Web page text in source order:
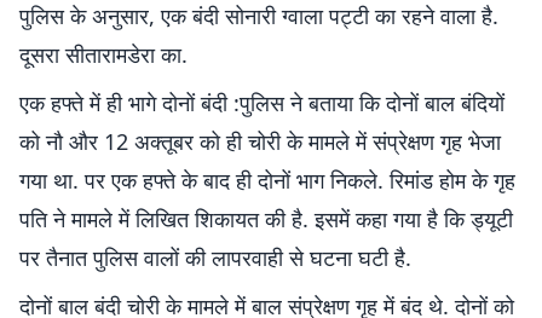
पुलिस के अनुसार, एक बंदी सोनारी ग्वाला पट्टी का रहने वाला है.
दूसरा सीतारामडेरा का.
एक हफ्ते में ही भागे दोनों बंदी :पुलिस ने बताया कि दोनों बाल बंदियों
को नौ और 12 अक्तूबर को ही चोरी के मामले में संप्रेक्षण गृह भेजा
गया था. पर एक हफ्ते के बाद ही दोनों भाग निकले. रिमांड होम के गृह
पति ने मामले में लिखित शिकायत की है. इसमें कहा गया है कि ड्यूटी
पर तैनात पुलिस वालों की लापरवाही से घटना घटी है.
दोनों बाल बंदी चोरी के मामले में बाल संप्रेक्षण गृह में बंद थे. दोनों को